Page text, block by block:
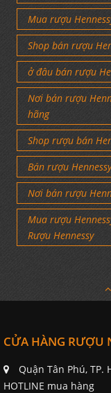
Mua rượu
Shop bán rượu
ở đâu bán rượu
Nơi bán rượu
hãng
Shop rượu bán
Bán rượu
Nơi bán rượu
Mua rượu
Rượu Hennessy
CỬA HÀNG RƯỢU
Quận Tân Phú, TP.
HOTLINE mua hàng